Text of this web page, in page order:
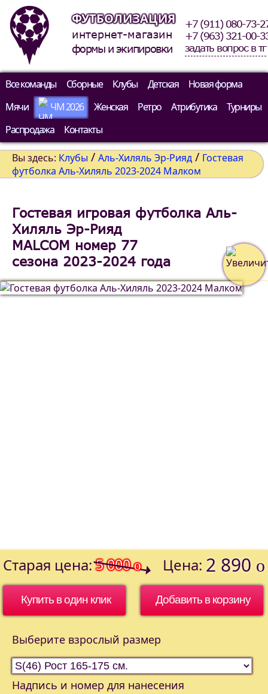
ФУТБОЛИЗАЦИЯ
интернет-магазин
формы и экипировки
+7 (911) 080-73-
+7 (963) 321-00-
задать вопрос в тг
Все команды Сборные Клубы Детская
Новая форма
Мячи
ЧМ 2026 Женская Ретро Атрибутика
Турниры
Распродажа
Контакты
Вы здесь: Клубы / Аль-Хиляль Эр-Рияд / Гостевая
футболка Аль-Хиляль 2023-2024 Малком
Гостевая игровая футболка Аль-
Хиляль Эр-Рияд
MALCOM номер 77
сезона 2023-2024 года
Старая цена: 5 000o Цена: 2 890 o
Купить в один клик
Выберите взрослый размер
Надпись и номер для нанесения